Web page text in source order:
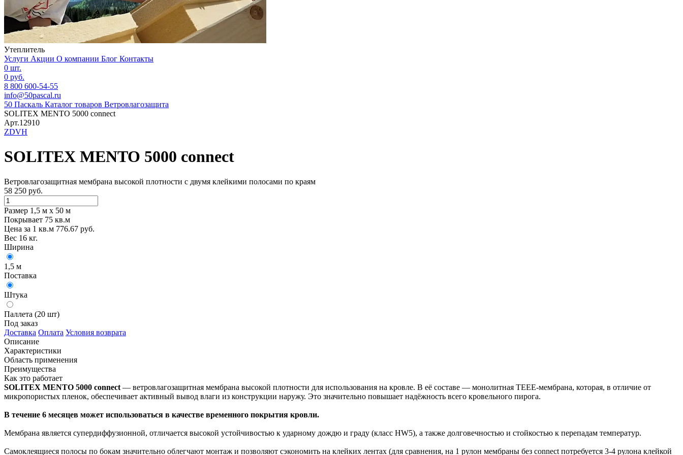
Утеплитель
Услуги Акции О компании Блог Контакты
0 шт.
0 руб.
8 800 600-54-55
info@50pascal.ru
50 Паскаль Каталог товаров Ветровлагозащита
SOLITEX MENTO 5000 connect
Арт.12910
ZDVH
SOLITEX MENTO 5000 connect
Ветровлагозащитная мембрана высокой плотности с двумя клейкими полосами по краям
58 250 руб.
Размер 1,5 м х 50 м
Покрывает 75 кв.м
Цена за 1 кв.м 776.67 руб.
Вес 16 кг.
Ширина
1,5 м
Поставка
Штука
Паллета (20 шт)
Под заказ
Доставка Оплата Условия возврата
Описание
Характеристики
Область применения
Преимущества
Как это работает
SOLITEX MENTO 5000 connect — ветровлагозащитная мембрана высокой плотности для использования на кровле. В её составе — монолитная TEEE-мембрана, которая, в отличие от
микропористых пленок, обеспечивает активный вывод влаги из конструкции наружу. Это значительно повышает надёжность всего кровельного пирога.
В течение 6 месяцев может использоваться в качестве временного покрытия кровли.
Мембрана является супердиффузионной, отличается высокой устойчивостью к ударному дождю и граду (класс HW5), а также долговечностью и стойкостью к перепадам температур.
Самоклеящиеся полосы по бокам значительно облегчают монтаж и позволяют сэкономить на клейких лентах (для сравнения, на 1 рулон мембраны без connect потребуется 3-4 рулона клейкой